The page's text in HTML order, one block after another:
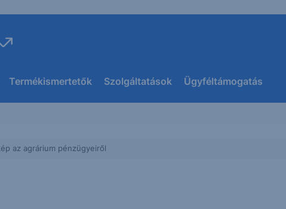
Termékismertetők Szolgáltatások Ügyféltámogatás
az agrárium pénzügyeiről